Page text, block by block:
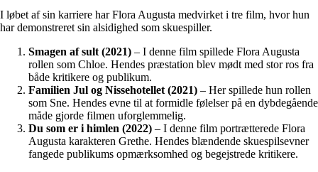
I løbet af sin karriere har Flora Augusta medvirket i tre film, hvor hun
har demonstreret sin alsidighed som skuespiller.
Smagen af sult (2021) – I denne film spillede Flora Augusta
rollen som Chloe. Hendes præstation blev mødt med stor ros fra
både kritikere og publikum.
Familien Jul og Nissehotellet (2021) – Her spillede hun rollen
som Sne. Hendes evne til at formidle følelser på en dybdegående
måde gjorde filmen uforglemmelig.
Du som er i himlen (2022) – I denne film portrætterede Flora
Augusta karakteren Grethe. Hendes blændende skuespilsevner
fangede publikums opmærksomhed og begejstrede kritikere.